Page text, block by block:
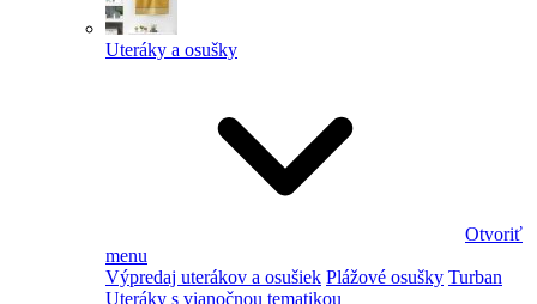
Uteráky a osušky
Otvoriť
menu
Výpredaj uterákov a osušiek Plážové osušky Turban
Uteráky s vianočnou tematikou